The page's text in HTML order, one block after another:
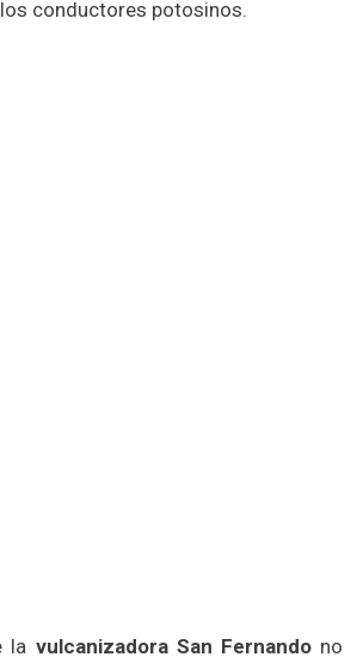
conductores potosinos.
la vulcanizadora San Fernandono